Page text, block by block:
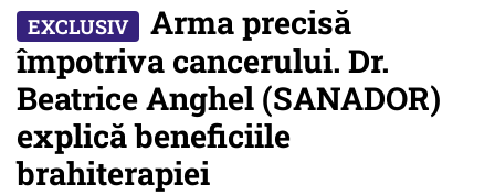
Arma precisă
împotriva cancerului. Dr.
Beatrice Anghel (SANADOR)
explică beneficiile
brahiterapiei